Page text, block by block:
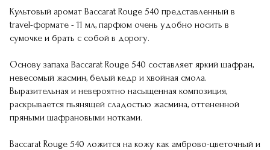
Культовый аромат Вассаrat Rouge 540 представленный в
travel-формате - 11 мл, парфюм очень удобно носить в
сумочке и брать с собой в дорогу.
Основу запаха Baccarat Rouge 540 составляет яркий шафран,
невесомый жасмин, белый кедр и хвойная смола.
Выразительная и невероятно насыщенная композиция,
раскрывается пьянящей сладостью жасмина, оттененной
пряными шафрановыми нотками.
Baccarat Rouge 540 ложится на кожу как амброво-цветочный и